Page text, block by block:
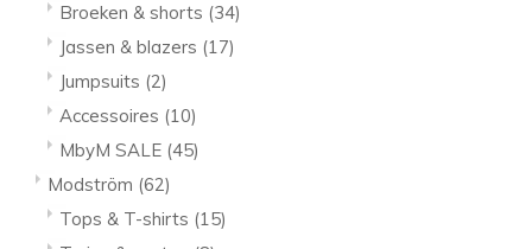
Broeken & shorts (34)
Jassen & blazers (17)
Jumpsuits (2)
Accessoires (10)
MbyM SALE (45)
Modström (62)
Tops & T-shirts (15)